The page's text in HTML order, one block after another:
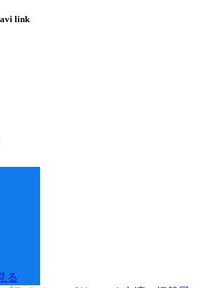
link
る